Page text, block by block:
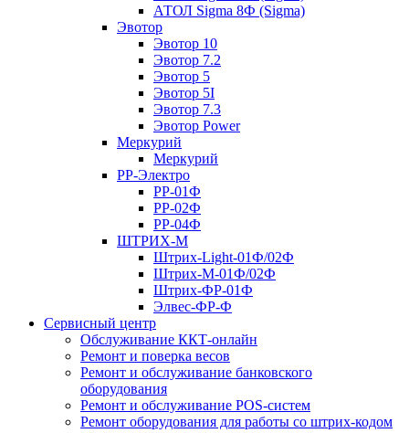
АТОЛ Sigma 8Ф (Sigma)
Эвотор
Эвотор 10
Эвотор 7.2
Эвотор 5
Эвотор 5I
Эвотор 7.3
Эвотор Power
Меркурий
Меркурий
РР-Электро
РР-01Ф
РР-02Ф
РР-04Ф
ШТРИХ-М
Штрих-Light-01Ф/02Ф
Штрих-М-01Ф/02Ф
Штрих-ФР-01Ф
Элвес-ФР-Ф
Сервисный центр
Обслуживание ККТ-онлайн
Ремонт и поверка весов
Ремонт и обслуживание банковского
оборудования
Ремонт и обслуживание POS-систем
Ремонт оборудования для работы со штрих-кодом